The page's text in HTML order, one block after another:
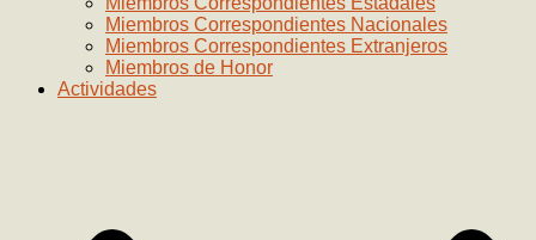
Miembros Correspondientes Nacionales
Miembros Correspondientes Extranjeros
Miembros de Honor
Actividades